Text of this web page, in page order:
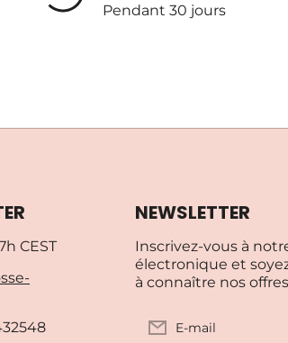
Pendant 30 jours
CEST
NEWSLETTER
Inscrivez-vous à
électronique et
à connaître nos
E-mail